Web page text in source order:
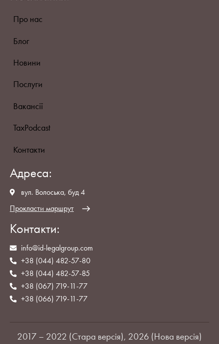
Про нас
Блог
Новини
Послуги
Вакансії
TaxPodcast
Контакти
Адреса:
вул. Волоська, буд 4
Прокласти маршрут
Контакти:
info@id-legalgroup.com
+38 (044) 482-57-80
+38 (044) 482-57-85
+38 (067) 719-11-77
+38 (066) 719-11-77
2017 – 2022 (Стара версія), 2026 (Нова версія)